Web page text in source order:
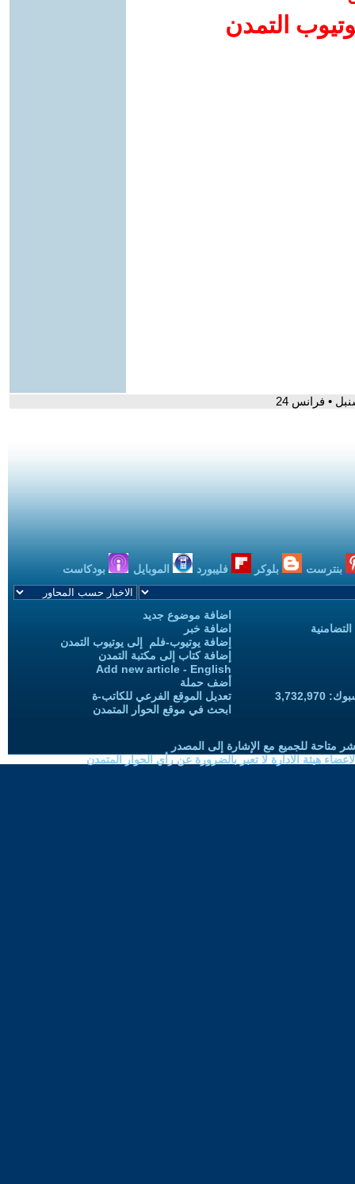
التمدن
• فرانس 24
بنترست بلوكر فليبورد الموبايل بودكاست
اضافة موضوع جديد
اضافة خبر
إضافة يوتيوب-فلم إلى يوتيوب التمدن
إضافة كتاب إلى مكتبة التمدن
Add new article - English
أضف حملة
تعديل الموقع الفرعي للكاتب-ة
ابحث في موقع الحوار المتمدن
متاحة للجميع مع الإشارة إلى المصدر
هيئة الادارة لا تعبر بالضرورة عن رأي الحوار المتمدن